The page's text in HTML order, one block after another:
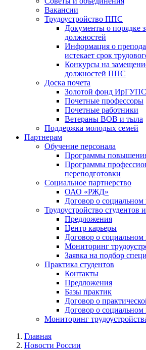
Вакансии
Трудоустройство ППС
Документы о порядке
должностей
Информация о
истекает срок
Конкурсы на
должностей ППС
Доска почета
Золотой фонд ИрГУПС
Почетные профессоры
Почетные работники
Ветераны ВОВ и тыла
Поддержка молодых семей
Партнерам
Обучение персонала
Программы
Программы
переподготовки
Социальное партнерство
ОАО «РЖД»
Договор о социальном
Трудоустройство студентов
Предложения
Центр карьеры
Договор о социальном
Мониторинг
Заявка на подбор
Практика студентов
Контакты
Предложения
Базы практик
Договор о
Договор о социальном
Мониторинг
Главная
Новости России